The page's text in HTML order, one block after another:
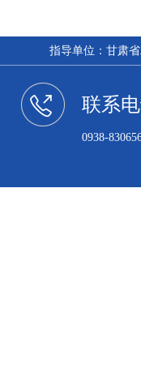
指导单位：甘肃
联系
0938-